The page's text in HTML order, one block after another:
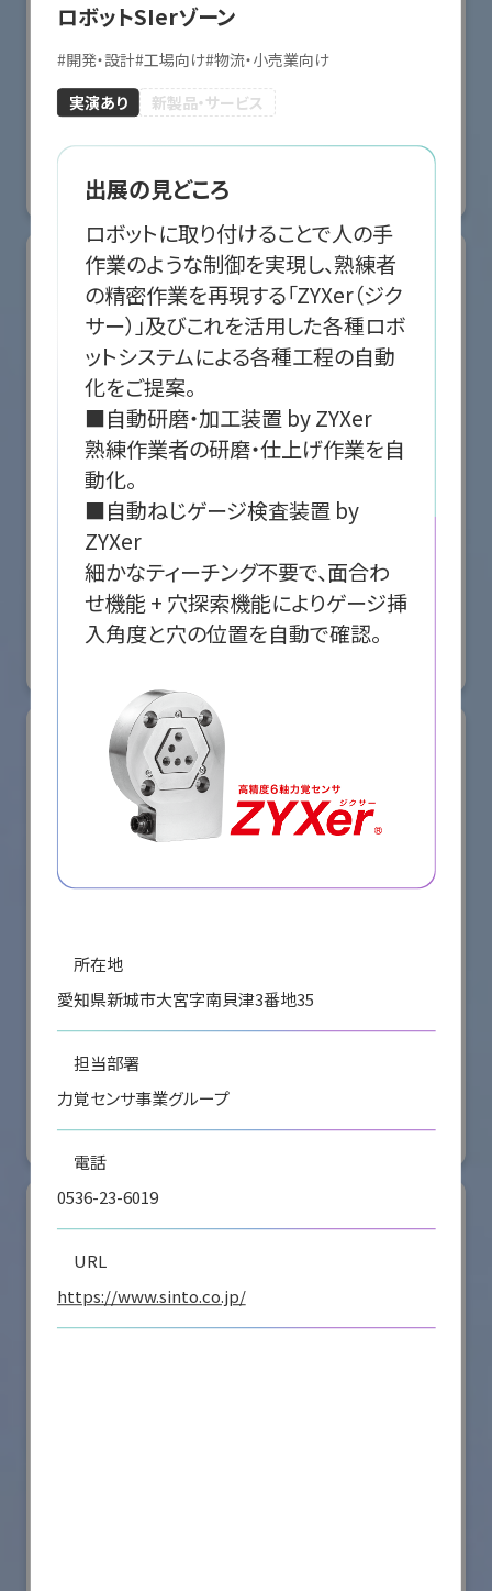
ロボットSIerゾーン
#開発・設計#工場向け#物流・小売業向け
実演あり
新製品・サービス
出展の見どころ
ロボットに取り付けることで人の手
作業のような制御を実現し、熟練者
の精密作業を再現する「ZYXer（ジク
サー）」及びこれを活用した各種ロボ
ットシステムによる各種工程の自動
化をご提案。
■自動研磨・加工装置 by ZYXer
熟練作業者の研磨・仕上げ作業を自
動化。
■自動ねじゲージ検査装置 by
ZYXer
細かなティーチング不要で、面合わ
せ機能 + 穴探索機能によりゲージ挿
入角度と穴の位置を自動で確認。
所在地
愛知県新城市大宮字南貝津3番地35
担当部署
力覚センサ事業グループ
電話
0536-23-6019
URL
https://www.sinto.co.jp/
国際ロボット展
#スマートプロダクションロボット #スマートコミュニティロボット
リアル会場小間番号 : E5-10
株式会社クリエイティブテクノロジー
国際ロボット展
#スマートプロダクションロボット #スマートコミュニティロボット
株式会社ケーメックスONE
国際ロボット展
#スマートプロダクションロボット #スマートコミュニティロボット